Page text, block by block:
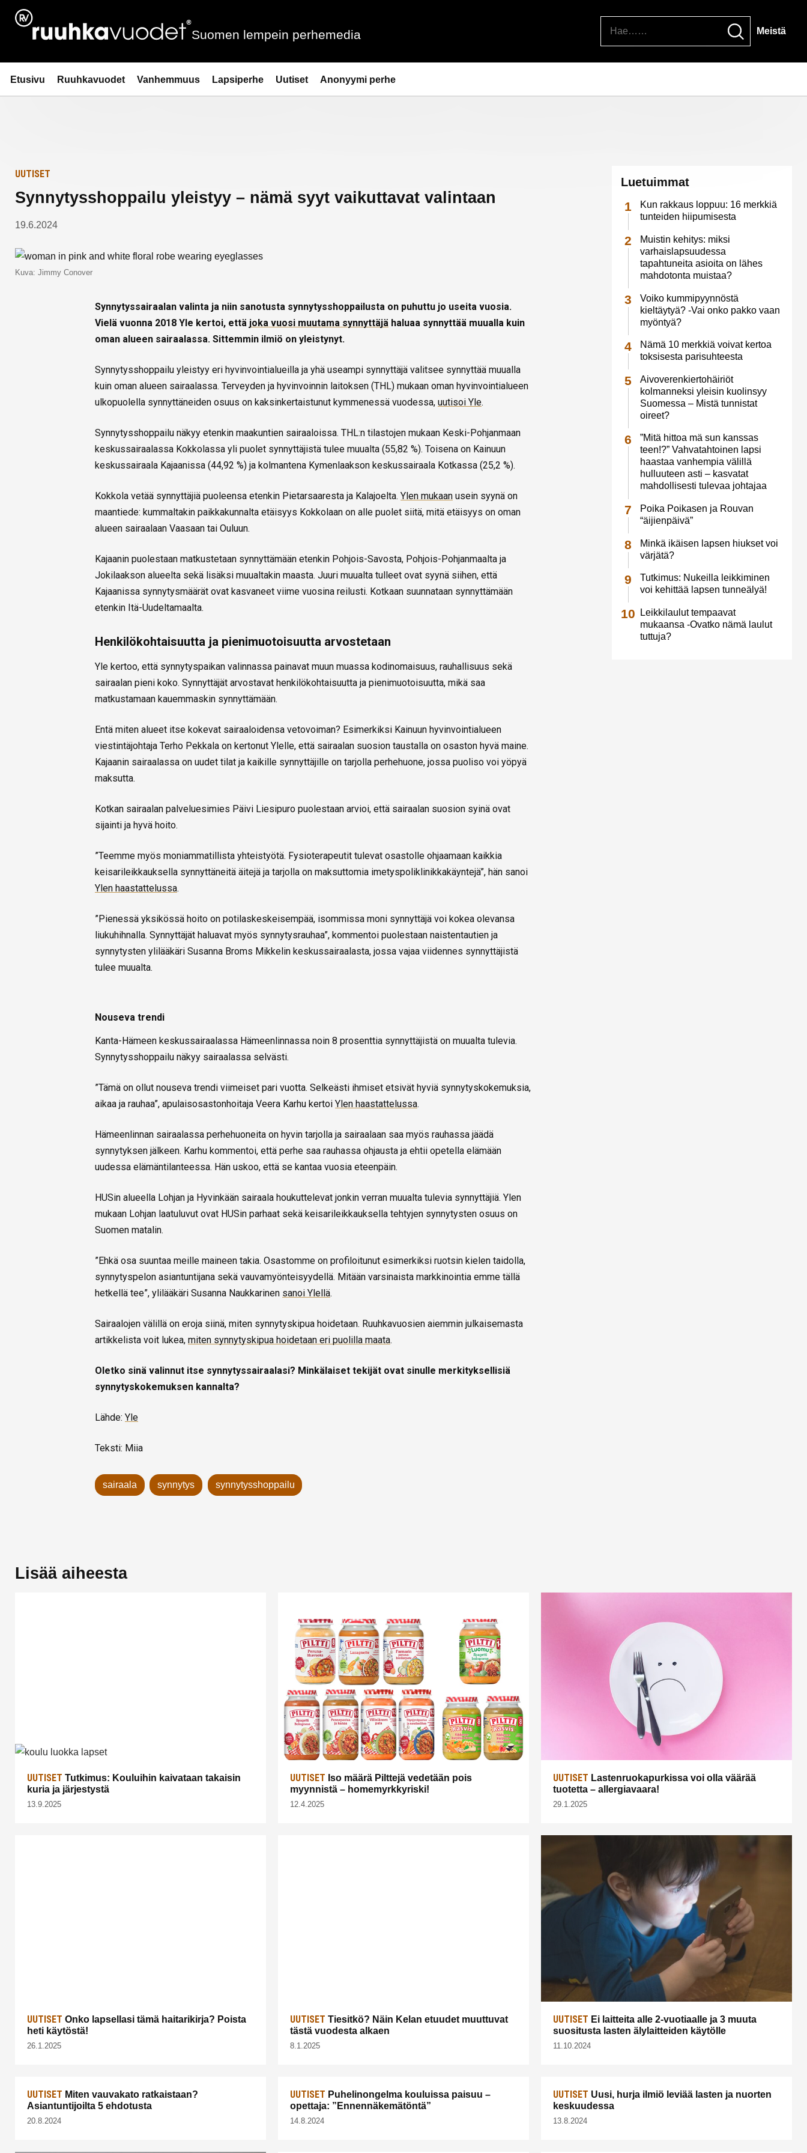
Siirry
sisältöön
Ruuhkavuodet.fi
Suomen lempein perhemedia Meistä
Etusivu Ruuhkavuodet Vanhemmuus Lapsiperhe Uutiset Anonyymi perhe
Etusivulle
UUTISET
Synnytysshoppailu yleistyy – nämä syyt vaikuttavat valintaan
19.6.2024
Kuva: Jimmy Conover
Synnytyssairaalan valinta ja niin sanotusta synnytysshoppailusta on puhuttu jo useita vuosia.
Vielä vuonna 2018 Yle kertoi, että joka vuosi muutama synnyttäjä haluaa synnyttää muualla kuin
oman alueen sairaalassa. Sittemmin ilmiö on yleistynyt.
Synnytysshoppailu yleistyy eri hyvinvointialueilla ja yhä useampi synnyttäjä valitsee synnyttää muualla
kuin oman alueen sairaalassa. Terveyden ja hyvinvoinnin laitoksen (THL) mukaan oman hyvinvointialueen
ulkopuolella synnyttäneiden osuus on kaksinkertaistunut kymmenessä vuodessa, uutisoi Yle.
Synnytysshoppailu näkyy etenkin maakuntien sairaaloissa. THL:n tilastojen mukaan Keski-Pohjanmaan
keskussairaalassa Kokkolassa yli puolet synnyttäjistä tulee muualta (55,82 %). Toisena on Kainuun
keskussairaala Kajaanissa (44,92 %) ja kolmantena Kymenlaakson keskussairaala Kotkassa (25,2 %).
Kokkola vetää synnyttäjiä puoleensa etenkin Pietarsaaresta ja Kalajoelta. Ylen mukaan usein syynä on
maantiede: kummaltakin paikkakunnalta etäisyys Kokkolaan on alle puolet siitä, mitä etäisyys on oman
alueen sairaalaan Vaasaan tai Ouluun.
Kajaanin puolestaan matkustetaan synnyttämään etenkin Pohjois-Savosta, Pohjois-Pohjanmaalta ja
Jokilaakson alueelta sekä lisäksi muualtakin maasta. Juuri muualta tulleet ovat syynä siihen, että
Kajaanissa synnytysmäärät ovat kasvaneet viime vuosina reilusti. Kotkaan suunnataan synnyttämään
etenkin Itä-Uudeltamaalta.
Henkilökohtaisuutta ja pienimuotoisuutta arvostetaan
Yle kertoo, että synnytyspaikan valinnassa painavat muun muassa kodinomaisuus, rauhallisuus sekä
sairaalan pieni koko. Synnyttäjät arvostavat henkilökohtaisuutta ja pienimuotoisuutta, mikä saa
matkustamaan kauemmaskin synnyttämään.
Entä miten alueet itse kokevat sairaaloidensa vetovoiman? Esimerkiksi Kainuun hyvinvointialueen
viestintäjohtaja Terho Pekkala on kertonut Ylelle, että sairaalan suosion taustalla on osaston hyvä maine.
Kajaanin sairaalassa on uudet tilat ja kaikille synnyttäjille on tarjolla perhehuone, jossa puoliso voi yöpyä
maksutta.
Kotkan sairaalan palveluesimies Päivi Liesipuro puolestaan arvioi, että sairaalan suosion syinä ovat
sijainti ja hyvä hoito.
”Teemme myös moniammatillista yhteistyötä. Fysioterapeutit tulevat osastolle ohjaamaan kaikkia
keisarileikkauksella synnyttäneitä äitejä ja tarjolla on maksuttomia imetyspoliklinikkakäyntejä”, hän sanoi
Ylen haastattelussa.
”Pienessä yksikössä hoito on potilaskeskeisempää, isommissa moni synnyttäjä voi kokea olevansa
liukuhihnalla. Synnyttäjät haluavat myös synnytysrauhaa”, kommentoi puolestaan naistentautien ja
synnytysten ylilääkäri Susanna Broms Mikkelin keskussairaalasta, jossa vajaa viidennes synnyttäjistä
tulee muualta.
Nouseva trendi
Kanta-Hämeen keskussairaalassa Hämeenlinnassa noin 8 prosenttia synnyttäjistä on muualta tulevia.
Synnytysshoppailu näkyy sairaalassa selvästi.
”Tämä on ollut nouseva trendi viimeiset pari vuotta. Selkeästi ihmiset etsivät hyviä synnytyskokemuksia,
aikaa ja rauhaa”, apulaisosastonhoitaja Veera Karhu kertoi Ylen haastattelussa.
Hämeenlinnan sairaalassa perhehuoneita on hyvin tarjolla ja sairaalaan saa myös rauhassa jäädä
synnytyksen jälkeen. Karhu kommentoi, että perhe saa rauhassa ohjausta ja ehtii opetella elämään
uudessa elämäntilanteessa. Hän uskoo, että se kantaa vuosia eteenpäin.
HUSin alueella Lohjan ja Hyvinkään sairaala houkuttelevat jonkin verran muualta tulevia synnyttäjiä. Ylen
mukaan Lohjan laatuluvut ovat HUSin parhaat sekä keisarileikkauksella tehtyjen synnytysten osuus on
Suomen matalin.
”Ehkä osa suuntaa meille maineen takia. Osastomme on profiloitunut esimerkiksi ruotsin kielen taidolla,
synnytyspelon asiantuntijana sekä vauvamyönteisyydellä. Mitään varsinaista markkinointia emme tällä
hetkellä tee”, ylilääkäri Susanna Naukkarinen sanoi Ylellä.
Sairaalojen välillä on eroja siinä, miten synnytyskipua hoidetaan. Ruuhkavuosien aiemmin julkaisemasta
artikkelista voit lukea, miten synnytyskipua hoidetaan eri puolilla maata.
Oletko sinä valinnut itse synnytyssairaalasi? Minkälaiset tekijät ovat sinulle merkityksellisiä
synnytyskokemuksen kannalta?
Lähde: Yle
Teksti: Miia
sairaala synnytys synnytysshoppailu
Luetuimmat
Kun rakkaus loppuu: 16 merkkiä
tunteiden hiipumisesta
Muistin kehitys: miksi
varhaislapsuudessa
tapahtuneita asioita on lähes
mahdotonta muistaa?
Voiko kummipyynnöstä
kieltäytyä? -Vai onko pakko vaan
myöntyä?
Nämä 10 merkkiä voivat kertoa
toksisesta parisuhteesta
Aivoverenkiertohäiriöt
kolmanneksi yleisin kuolinsyy
Suomessa – Mistä tunnistat
oireet?
”Mitä hittoa mä sun kanssas
teen!?” Vahvatahtoinen lapsi
haastaa vanhempia välillä
hulluuteen asti – kasvatat
mahdollisesti tulevaa johtajaa
Poika Poikasen ja Rouvan
“äijienpäivä”
Minkä ikäisen lapsen hiukset voi
värjätä?
Tutkimus: Nukeilla leikkiminen
voi kehittää lapsen tunneälyä!
Leikkilaulut tempaavat
mukaansa -Ovatko nämä laulut
tuttuja?
Lisää aiheesta
UUTISET Tutkimus: Kouluihin kaivataan takaisin
kuria ja järjestystä
13.9.2025
UUTISET Iso määrä Pilttejä vedetään pois
myynnistä – homemyrkkyriski!
12.4.2025
UUTISET Lastenruokapurkissa voi olla väärää
tuotetta – allergiavaara!
29.1.2025
UUTISET Onko lapsellasi tämä haitarikirja? Poista
heti käytöstä!
26.1.2025
UUTISET Tiesitkö? Näin Kelan etuudet muuttuvat
tästä vuodesta alkaen
8.1.2025
UUTISET Ei laitteita alle 2-vuotiaalle ja 3 muuta
suositusta lasten älylaitteiden käytölle
11.10.2024
UUTISET Miten vauvakato ratkaistaan?
Asiantuntijoilta 5 ehdotusta
20.8.2024
UUTISET Puhelinongelma kouluissa paisuu –
opettaja: ”Ennennäkemätöntä”
14.8.2024
UUTISET Uusi, hurja ilmiö leviää lasten ja nuorten
keskuudessa
13.8.2024